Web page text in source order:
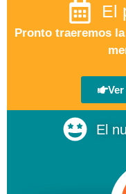
El
Pronto traeremos
El